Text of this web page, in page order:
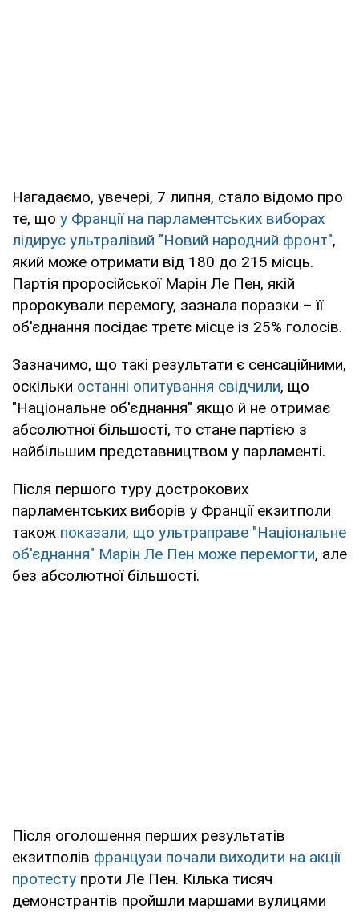
Нагадаємо, увечері, 7 липня, стало відомо про
те, що у Франції на парламентських виборах
лідирує ультралівий "Новий народний фронт",
який може отримати від 180 до 215 місць.
Партія проросійської Марін Ле Пен, якій
пророкували перемогу, зазнала поразки – її
об'єднання посідає третє місце із 25% голосів.
Зазначимо, що такі результати є сенсаційними,
оскільки останні опитування свідчили, що
"Національне об'єднання" якщо й не отримає
абсолютної більшості, то стане партією з
найбільшим представництвом у парламенті.
Після першого туру дострокових
парламентських виборів у Франції екзитполи
також показали, що ультраправе "Національне
об'єднання" Марін Ле Пен може перемогти, але
без абсолютної більшості.
Після оголошення перших результатів
екзитполів французи почали виходити на акції
протесту проти Ле Пен. Кілька тисяч
демонстрантів пройшли маршами вулицями